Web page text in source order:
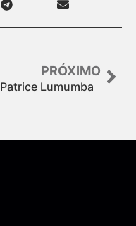
PRÓXIMO
Patrice Lumumba